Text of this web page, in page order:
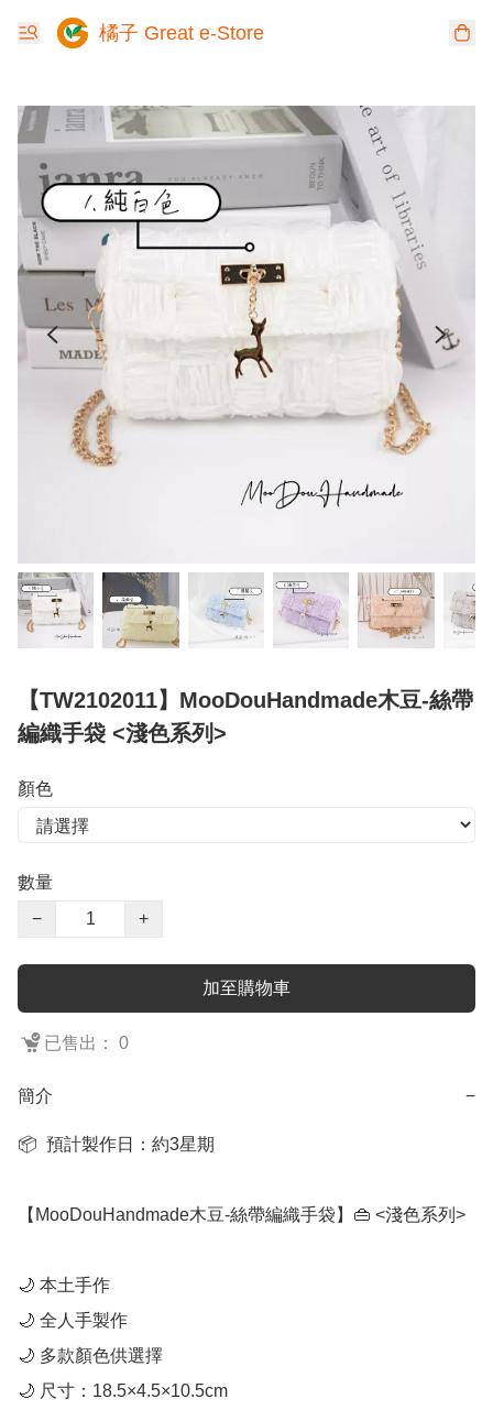
橘子 Great e-Store
【TW2102011】MooDouHandmade木豆-絲帶
編織手袋 <淺色系列>
顏色
數量
−
+
加至購物車
已售出： 0
簡介 −
📦  預計製作日：約3星期
【MooDouHandmade木豆-絲帶編織手袋】👜 <淺色系列>
🌙 本土手作
🌙 全人手製作
🌙 多款顏色供選擇
🌙 尺寸：18.5×4.5×10.5cm